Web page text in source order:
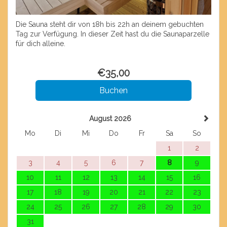
Die Sauna steht dir von 18h bis 22h an deinem gebuchten
Tag zur Verfügung. In dieser Zeit hast du die Saunaparzelle
für dich alleine.
€35,00
August 2026
Mo
Di Mi Do Fr Sa
So
1
2
3
4 5 6 7 8
9
10
11 12 13 14 15
16
17
18 19 20 21 22
23
24
25 26 27 28 29
30
31